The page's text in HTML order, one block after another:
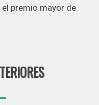
premio mayor de